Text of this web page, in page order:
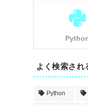
よく検索され
Python